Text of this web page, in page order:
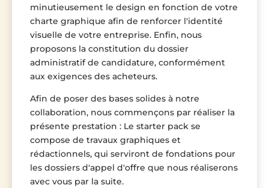
minutieusement le design en fonction de votre
charte graphique afin de renforcer l'identité
visuelle de votre entreprise. Enfin, nous
proposons la constitution du dossier
administratif de candidature, conformément
aux exigences des acheteurs.
Afin de poser des bases solides à notre
collaboration, nous commençons par réaliser la
présente prestation : Le starter pack se
compose de travaux graphiques et
rédactionnels, qui serviront de fondations pour
les dossiers d'appel d'offre que nous réaliserons
avec vous par la suite.